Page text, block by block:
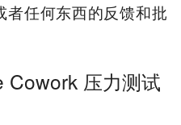
者任何东西的反馈和批
Cowork 压力测试